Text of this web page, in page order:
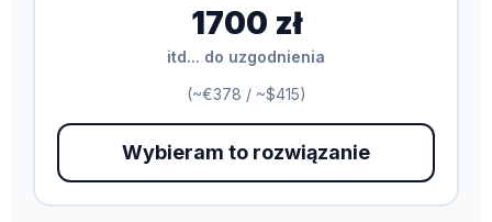
1700 zł
itd... do uzgodnienia
(~€378 / ~$415)
Wybieram to rozwiązanie